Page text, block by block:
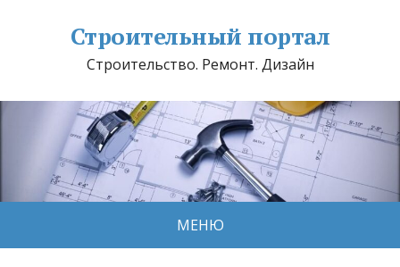
Строительный портал
Строительство. Ремонт. Дизайн
МЕНЮ